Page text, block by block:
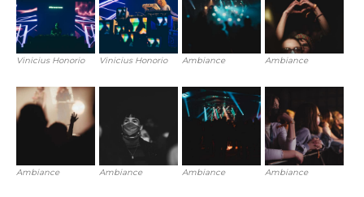
Vinicius Honorio Vinicius Honorio Ambiance Ambiance
Ambiance Ambiance Ambiance Ambiance